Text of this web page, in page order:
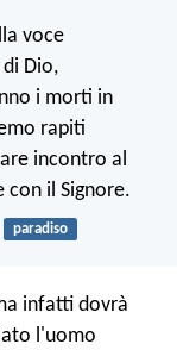
voce
Dio,
i morti in
rapiti
incontro al
con il Signore.
paradiso
infatti dovrà
l'uomo